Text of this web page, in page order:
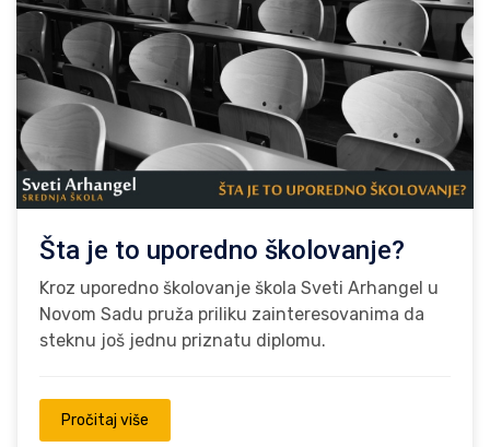
Šta je to uporedno školovanje?
Kroz uporedno školovanje škola Sveti Arhangel u
Novom Sadu pruža priliku zainteresovanima da
steknu još jednu priznatu diplomu.
Pročitaj više